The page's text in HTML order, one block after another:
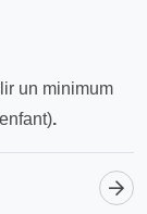
un minimum
.